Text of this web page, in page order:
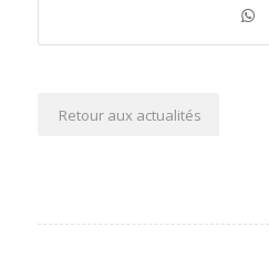
Retour aux actualités